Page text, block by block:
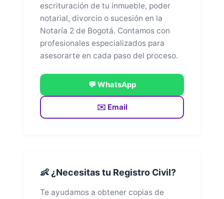
escrituración de tu inmueble, poder
notarial, divorcio o sucesión en la
Notaría 2 de Bogotá. Contamos con
profesionales especializados para
asesorarte en cada paso del proceso.
💬 WhatsApp
✉️ Email
👶 ¿Necesitas tu Registro Civil?
Te ayudamos a obtener copias de